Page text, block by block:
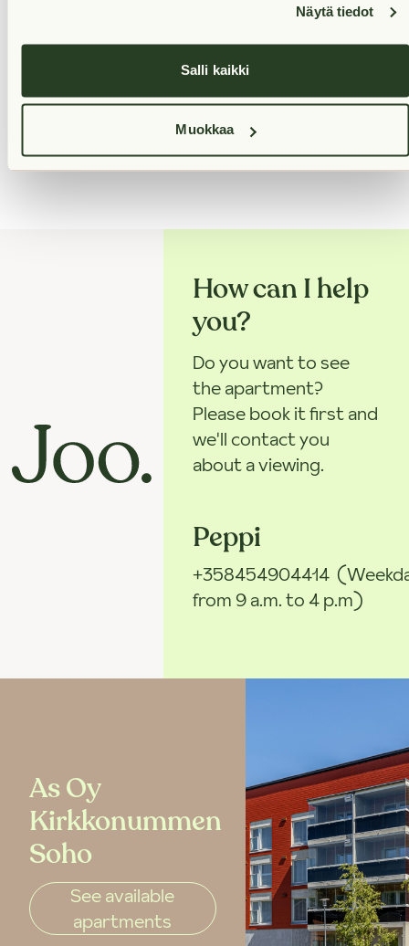
Näytä tiedot
Salli kaikki
Muokkaa
Transport links nearby
How can I help
you?
Do you want to see
the apartment?
Please book it first and
we'll contact you
about a viewing.
Peppi
+358454904414
from 9 a.m. to 4 p.m)
As Oy
Kirkkonummen
Soho
See available
apartments